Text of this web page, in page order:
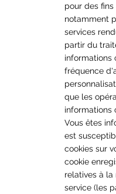
pour des
notamment
services
partir du
informations
fréquence
que les
informations
Vous êtes
est
cookies sur
cookie
relatives à la
service (les